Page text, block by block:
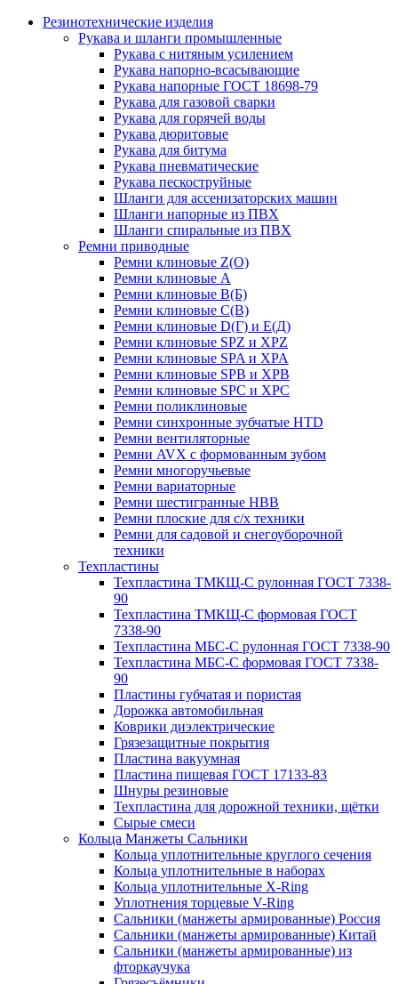
Резинотехнические изделия
Рукава и шланги промышленные
Рукава с нитяным усилением
Рукава напорно-всасывающие
Рукава напорные ГОСТ 18698-79
Рукава для газовой сварки
Рукава для горячей воды
Рукава дюритовые
Рукава для битума
Рукава пневматические
Рукава пескоструйные
Шланги для ассенизаторских машин
Шланги напорные из ПВХ
Шланги спиральные из ПВХ
Ремни приводные
Ремни клиновые Z(О)
Ремни клиновые А
Ремни клиновые В(Б)
Ремни клиновые С(В)
Ремни клиновые D(Г) и Е(Д)
Ремни клиновые SPZ и XPZ
Ремни клиновые SPA и XPA
Ремни клиновые SPB и XPB
Ремни клиновые SPC и XPC
Ремни поликлиновые
Ремни синхронные зубчатые HTD
Ремни вентиляторные
Ремни AVX с формованным зубом
Ремни многоручьевые
Ремни вариаторные
Ремни шестигранные HBB
Ремни плоские для с/х техники
Ремни для садовой и снегоуборочной
техники
Техпластины
Техпластина ТМКЩ-С рулонная ГОСТ 7338-
90
Техпластина ТМКЩ-С формовая ГОСТ
7338-90
Техпластина МБС-С рулонная ГОСТ 7338-90
Техпластина МБС-С формовая ГОСТ 7338-
90
Пластины губчатая и пористая
Дорожка автомобильная
Коврики диэлектрические
Грязезащитные покрытия
Пластина вакуумная
Пластина пищевая ГОСТ 17133-83
Шнуры резиновые
Техпластина для дорожной техники, щётки
Сырые смеси
Кольца Манжеты Сальники
Кольца уплотнительные круглого сечения
Кольца уплотнительные в наборах
Кольца уплотнительные Х-Ring
Уплотнения торцевые V-Ring
Сальники (манжеты армированные) Россия
Сальники (манжеты армированные) Китай
Сальники (манжеты армированные) из
фторкаучука